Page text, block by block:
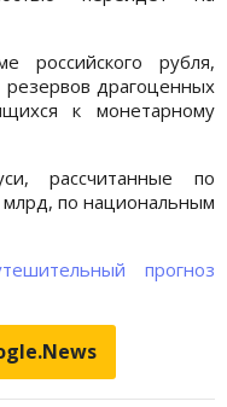
российского рубля,
резервов драгоценных
к монетарному
рассчитанные по
по национальным
прогноз